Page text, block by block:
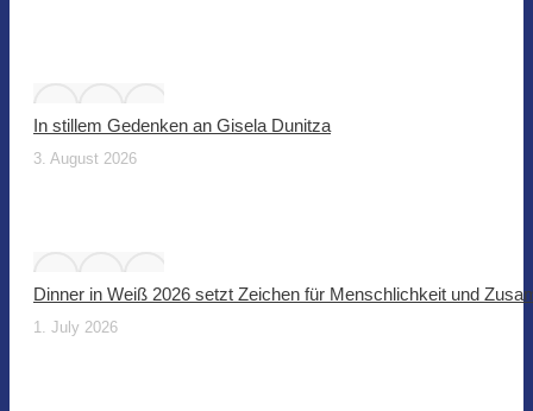
In stillem Gedenken an Gisela Dunitza
3. August 2026
Dinner in Weiß 2026 setzt Zeichen für Menschlichkeit und
1. July 2026